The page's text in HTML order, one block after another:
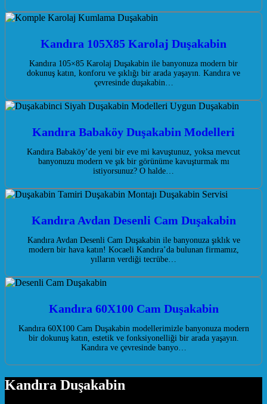
Kandıra 105X85 Karolaj Duşakabin
Kandıra 105×85 Karolaj Duşakabin ile banyonuza modern bir
dokunuş katın, konforu ve şıklığı bir arada yaşayın. Kandıra ve
çevresinde duşakabin…
Kandıra Babaköy Duşakabin Modelleri
Kandıra Babaköy’de yeni bir eve mi kavuştunuz, yoksa mevcut
banyonuzu modern ve şık bir görünüme kavuşturmak mı
istiyorsunuz? O halde…
Kandıra Avdan Desenli Cam Duşakabin
Kandıra Avdan Desenli Cam Duşakabin ile banyonuza şıklık ve
modern bir hava katın! Kocaeli Kandıra’da bulunan firmamız,
yılların verdiği tecrübe…
Kandıra 60X100 Cam Duşakabin
Kandıra 60X100 Cam Duşakabin modellerimizle banyonuza modern
bir dokunuş katın, estetik ve fonksiyonelliği bir arada yaşayın.
Kandıra ve çevresinde banyo…
Kandıra Duşakabin